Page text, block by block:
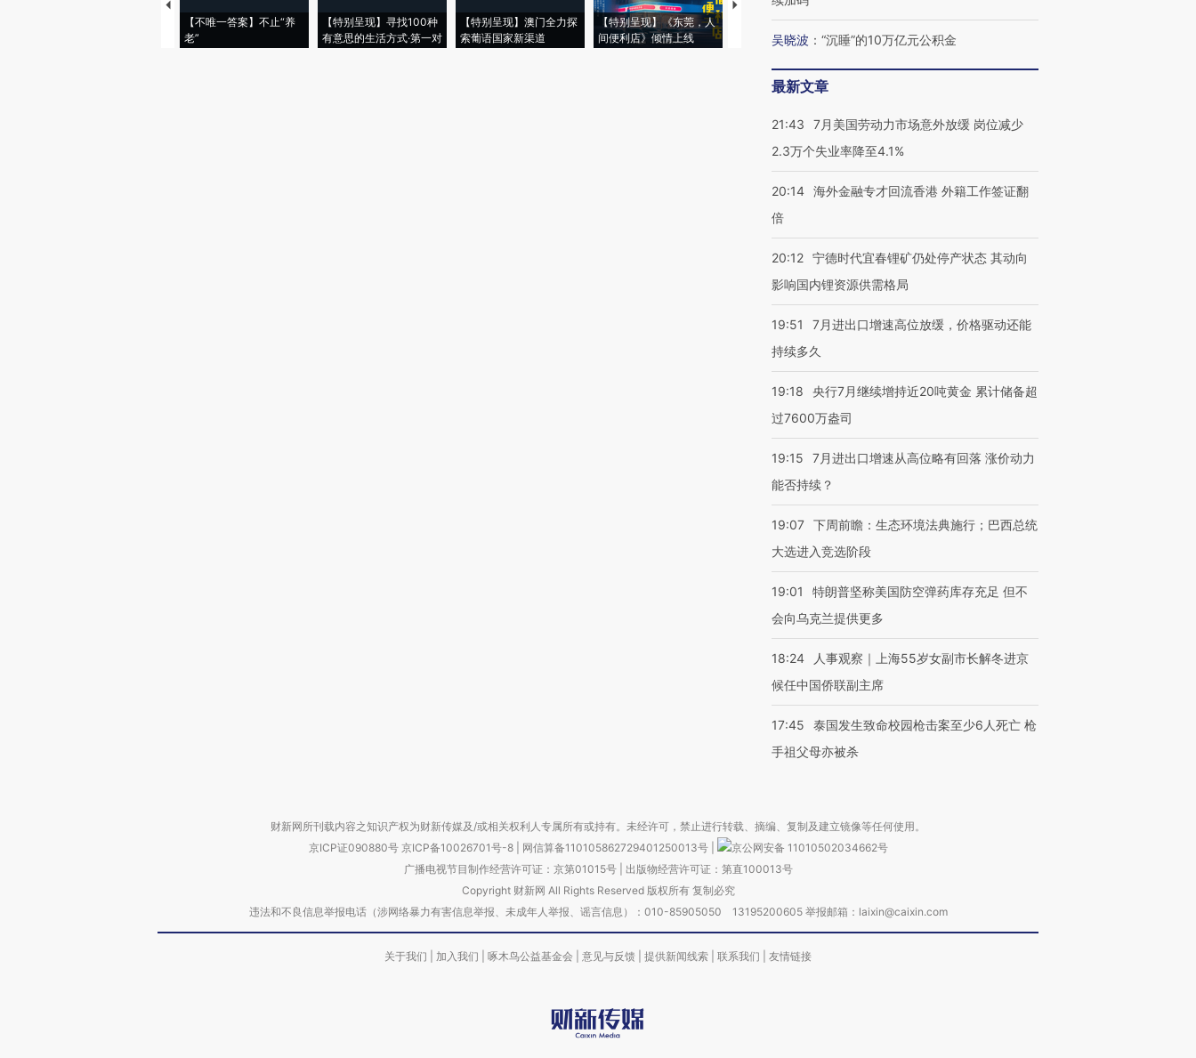
【不唯一答案】不止“养
老”
【特别呈现】寻找100种
有意思的生活方式·第一对
【特别呈现】澳门全力探
索葡语国家新渠道
【特别呈现】《东莞，人
间便利店》倾情上线
【推广】走进第四届链博
会，让数智科技“链”接产
【特别呈现】寻找100种
有意思的生活方式·第三对
CFO：不靠规模取胜，华
吴晓波 ： “沉睡”的10万亿元公积金
最新文章
21:43
7月美国劳动力市场意外放缓 岗位减少
2.3万个失业率降至4.1%
20:14 海外金融专才回流香港 外籍工作签证翻
倍
20:12 宁德时代宜春锂矿仍处停产状态 其动向
影响国内锂资源供需格局
19:51
7月进出口增速高位放缓，价格驱动还能
持续多久
19:18
央行7月继续增持近20吨黄金 累计储备超
过7600万盎司
19:15
7月进出口增速从高位略有回落 涨价动力
能否持续？
19:07 下周前瞻：生态环境法典施行；巴西总统
大选进入竞选阶段
19:01
特朗普坚称美国防空弹药库存充足 但不
会向乌克兰提供更多
18:24
人事观察｜上海55岁女副市长解冬进京
候任中国侨联副主席
17:45
泰国发生致命校园枪击案至少6人死亡 枪
手祖父母亦被杀
财新网所刊载内容之知识产权为财新传媒及/或相关权利人专属所有或持有。未经许可，禁止进行转载、摘编、复制及建立镜像等任何使用。
京ICP证090880号 京ICP备10026701号-8 网信算备110105862729401250013号
京公网安备 11010502034662号
广播电视节目制作经营许可证：京第01015号| 出版物经营许可证：第直100013号
Copyright 财新网 All Rights Reserved 版权所有 复制必究
违法和不良信息举报电话（涉网络暴力有害信息举报、未成年人举报、谣言信息）：010-85905050 13195200605 举报邮箱：laixin@caixin.com
关于我们 加入我们 啄木鸟公益基金会 意见与反馈 提供新闻线索 联系我们 友情链接